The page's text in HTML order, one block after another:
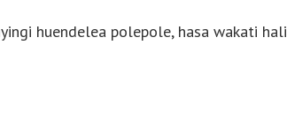
huendelea polepole, hasa wakati hali